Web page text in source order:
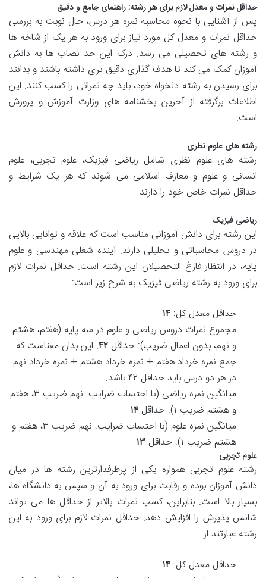
حداقل نمرات و معدل لازم برای هر رشته: راهنمای جامع و دقیق
پس از آشنایی با نحوه محاسبه نمره هر درس، حال نوبت به بررسی
حداقل نمرات و معدل کل مورد نیاز برای ورود به هر یک از شاخه ها
و رشته های تحصیلی می رسد. درک این حد نصاب ها به دانش
آموزان کمک می کند تا هدف گذاری دقیق تری داشته باشند و بدانند
برای رسیدن به رشته دلخواه خود، باید چه نمراتی را کسب کنند. این
اطلاعات برگرفته از آخرین بخشنامه های وزارت آموزش و پرورش
است.
رشته های علوم نظری
رشته های علوم نظری شامل ریاضی فیزیک، علوم تجربی، علوم
انسانی و علوم و معارف اسلامی می شوند که هر یک شرایط و
حداقل نمرات خاص خود را دارند.
ریاضی فیزیک
این رشته برای دانش آموزانی مناسب است که علاقه و توانایی بالایی
در دروس محاسباتی و تحلیلی دارند. آینده شغلی مهندسی و علوم
پایه، در انتظار فارغ التحصیلان این رشته است. حداقل نمرات لازم
برای ورود به رشته ریاضی فیزیک به شرح زیر است:
حداقل معدل کل: ۱۴
مجموع نمرات دروس ریاضی و علوم در سه پایه (هفتم، هشتم
و نهم، بدون اعمال ضریب): حداقل ۴۲. این بدان معناست که
جمع نمره خرداد هفتم + نمره خرداد هشتم + نمره خرداد نهم
در هر دو درس باید حداقل ۴۲ باشد.
میانگین نمره ریاضی (با احتساب ضرایب: نهم ضریب ۳، هفتم
و هشتم ضریب ۱): حداقل
۱۴
میانگین نمره علوم (با احتساب ضرایب: نهم ضریب ۳، هفتم و
هشتم ضریب ۱): حداقل
۱۳
علوم تجربی
رشته علوم تجربی همواره یکی از پرطرفدارترین رشته ها در میان
دانش آموزان بوده و رقابت برای ورود به آن و سپس به دانشگاه ها،
بسیار بالا است. بنابراین، کسب نمرات بالاتر از حداقل ها می تواند
شانس پذیرش را افزایش دهد. حداقل نمرات لازم برای ورود به این
رشته عبارتند از:
حداقل معدل کل: ۱۴